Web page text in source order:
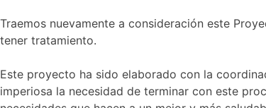
Traemos nuevamente a consideración este
tener tratamiento.
Este proyecto ha sido elaborado con la
imperiosa la necesidad de terminar con este